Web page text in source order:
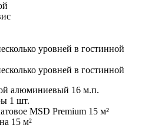
уровней в гостинной
уровней в гостинной
алюминиевый 16 м.п.
1 шт.
MSD Premium 15 м²
15 м²